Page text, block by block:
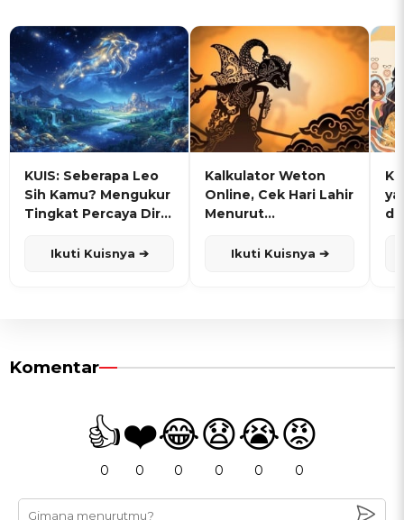
KUIS: Seberapa Leo
Sih Kamu? Mengukur
Tingkat Percaya Diri
Ikuti Kuisnya ➔
Kalkulator Weton
Online, Cek Hari Lahir
Menurut
Ikuti Kuisnya ➔
Komentar
👍
0
❤️
0
😂
0
😧
0
😭
0
😡
0